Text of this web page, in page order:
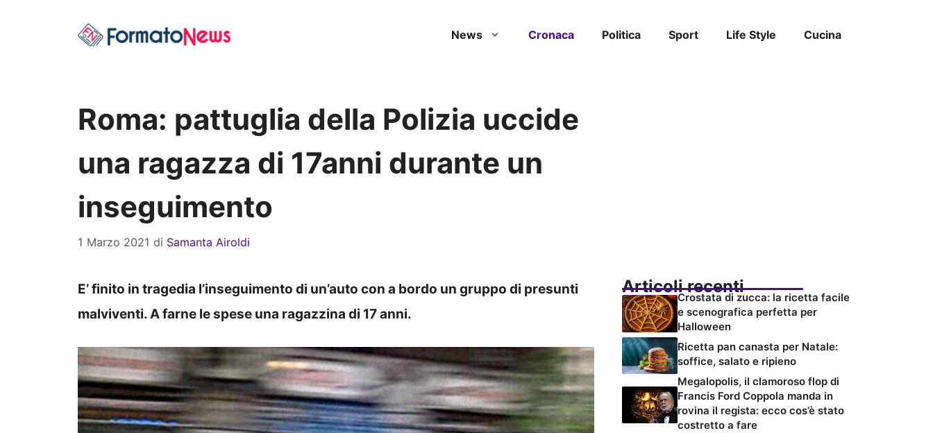
News Cronaca Politica Sport Life Style Cucina
Roma: pattuglia della Polizia uccide
una ragazza di 17anni durante un
inseguimento
1 Marzo 2021 di Samanta Airoldi
E’ finito in tragedia l’inseguimento di un’auto con a bordo un gruppo di presunti
malviventi. A farne le spese una ragazzina di 17 anni.
Articoli recenti
Crostata di zucca: la ricetta facile
e scenografica perfetta per
Halloween
Ricetta pan canasta per Natale:
soffice, salato e ripieno
Megalopolis, il clamoroso flop di
Francis Ford Coppola manda in
rovina il regista: ecco cos’è stato
costretto a fare